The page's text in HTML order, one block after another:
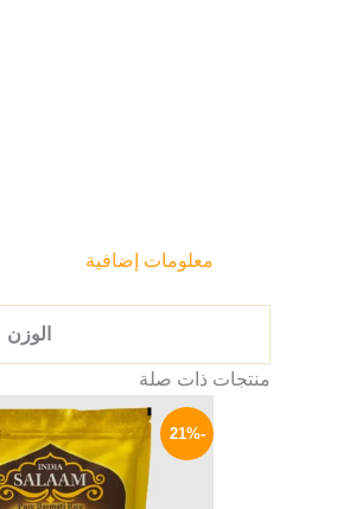
معلومات إضافية
الوزن
منتجات ذات صلة
-21%
السعر
الأصلي
هو:
175 EGP.